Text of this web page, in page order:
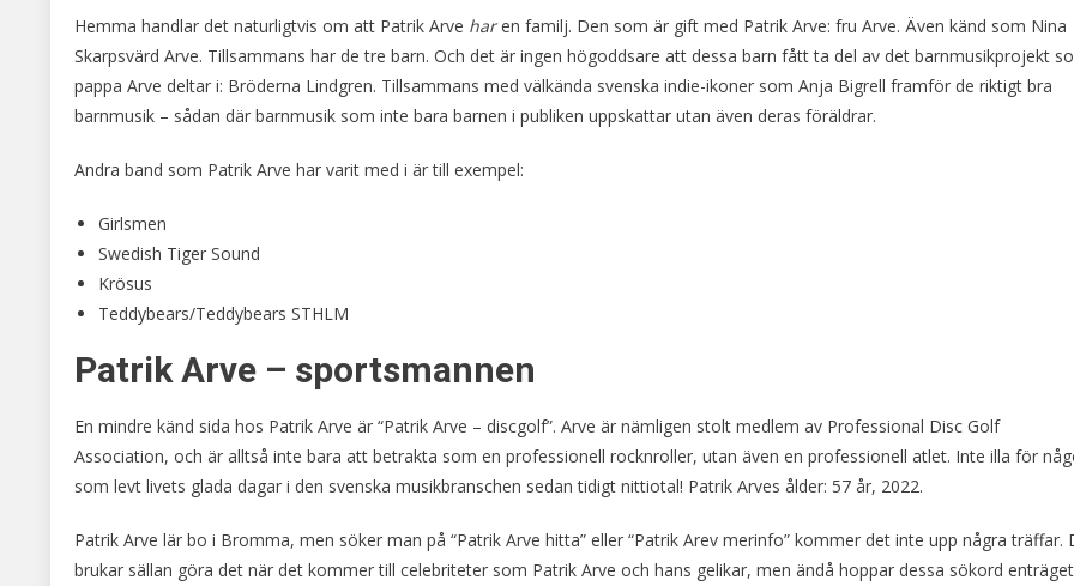
Hemma handlar det naturligtvis om att Patrik Arve haren familj. Den som är gift med Patrik Arve: fru Arve. Även känd som Nina
Skarpsvärd Arve. Tillsammans har de tre barn. Och det är ingen högoddsare att dessa barn fått ta del av det barnmusikprojekt
pappa Arve deltar i: Bröderna Lindgren. Tillsammans med välkända svenska indie-ikoner som Anja Bigrell framför de riktigt bra
barnmusik – sådan där barnmusik som inte bara barnen i publiken uppskattar utan även deras föräldrar.
Andra band som Patrik Arve har varit med i är till exempel:
Girlsmen
Swedish Tiger Sound
Krösus
Teddybears/Teddybears STHLM
Patrik Arve – sportsmannen
En mindre känd sida hos Patrik Arve är “Patrik Arve – discgolf”. Arve är nämligen stolt medlem av Professional Disc Golf
Association, och är alltså inte bara att betrakta som en professionell rocknroller, utan även en professionell atlet. Inte illa för
som levt livets glada dagar i den svenska musikbranschen sedan tidigt nittiotal! Patrik Arves ålder: 57 år, 2022.
Patrik Arve lär bo i Bromma, men söker man på “Patrik Arve hitta” eller “Patrik Arev merinfo” kommer det inte upp några träffar.
brukar sällan göra det när det kommer till celebriteter som Patrik Arve och hans gelikar, men ändå hoppar dessa sökord enträget